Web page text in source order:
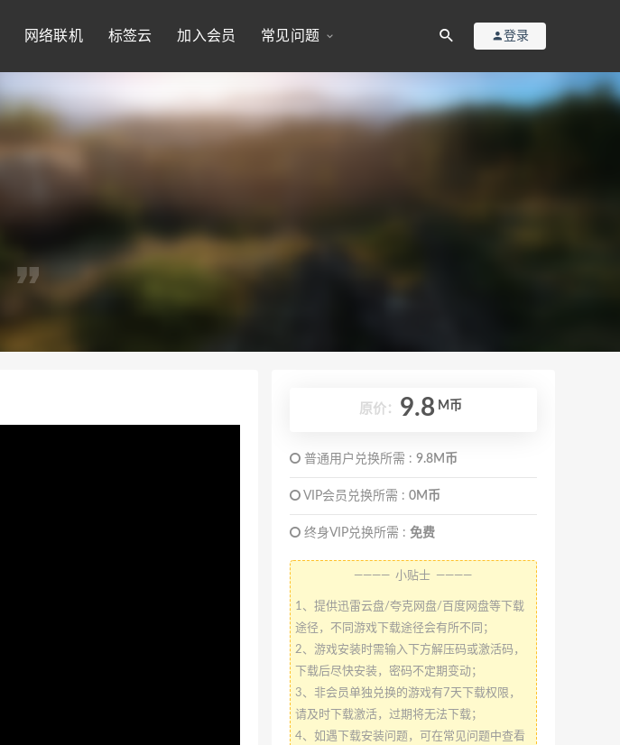
网络联机 标签云 加入会员 常见问题 登录
原价： 9.8 M币
普通用户兑换所需 : 9.8M币
VIP会员兑换所需 : 0M币
终身VIP兑换所需 : 免费
———— 小贴士 ————
1、提供迅雷云盘/夸克网盘/百度网盘等下载
途径，不同游戏下载途径会有所不同；
2、游戏安装时需输入下方解压码或激活码，
下载后尽快安装，密码不定期变动；
3、非会员单独兑换的游戏有7天下载权限，
请及时下载激活，过期将无法下载；
4、如遇下载安装问题，可在常见问题中查看